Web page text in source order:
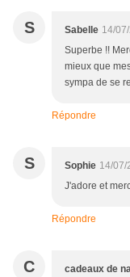
S Sabelle 14/
Superbe !!
mieux que
sympa de se
Répondre
S Sophie 14/07/
J'adore et
Répondre
C cadeaux de